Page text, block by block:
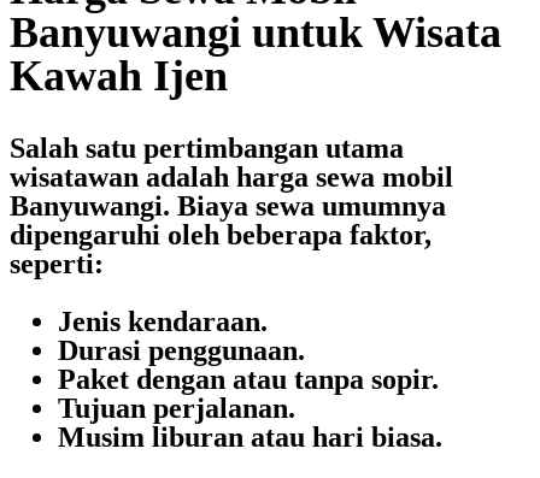
Banyuwangi untuk Wisata
Kawah Ijen
Salah satu pertimbangan utama
wisatawan adalah harga sewa mobil
Banyuwangi. Biaya sewa umumnya
dipengaruhi oleh beberapa faktor,
seperti:
Jenis kendaraan.
Durasi penggunaan.
Paket dengan atau tanpa sopir.
Tujuan perjalanan.
Musim liburan atau hari biasa.